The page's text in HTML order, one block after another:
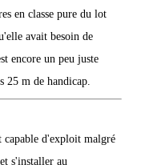
en classe pure du lot
avait besoin de
encore un peu juste
25 m de handicap.
d'exploit malgré
s'installer au